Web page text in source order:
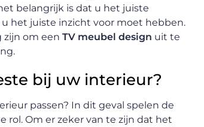
belangrijk is dat u het juiste
het juiste inzicht voor moet hebben.
zijn om een TV meubel design uit te
bij uw interieur?
passen? In dit geval spelen de
rol. Om er zeker van te zijn dat het